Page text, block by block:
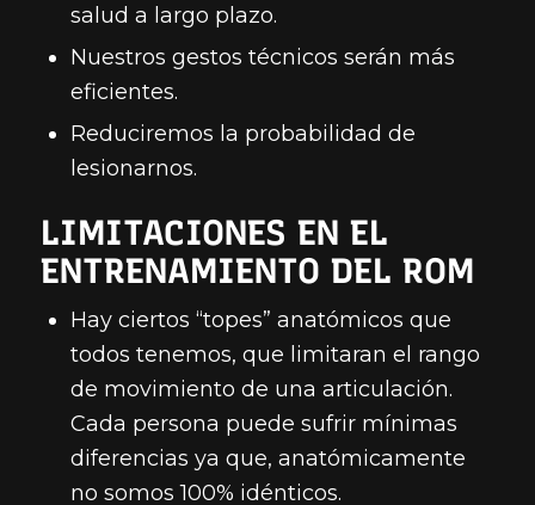
salud a largo plazo.
Nuestros gestos técnicos serán más
eficientes.
Reduciremos la probabilidad de
lesionarnos.
LIMITACIONES EN EL
ENTRENAMIENTO DEL ROM
Hay ciertos “topes” anatómicos que
todos tenemos, que limitaran el rango
de movimiento de una articulación.
Cada persona puede sufrir mínimas
diferencias ya que, anatómicamente
no somos 100% idénticos.